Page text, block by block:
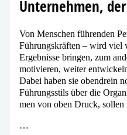
Unternehmen,
Von Menschen füh­ren­den
Führungskräften – wird viel
Ergebnisse brin­gen, zum
moti­vie­ren, wei­ter
Dabei haben sie oben­drein
Führungsstils über die
men von oben Druck,
…